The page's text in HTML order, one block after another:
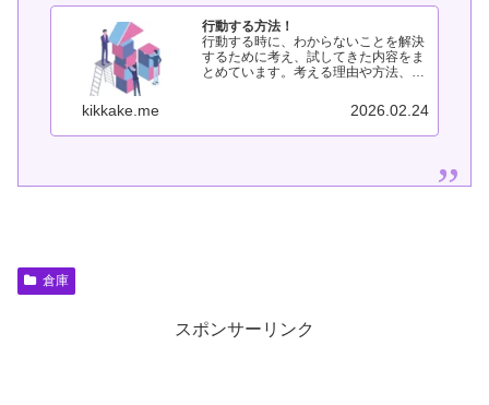
行動する方法！
行動する時に、わからないことを解決
するために考え、試してきた内容をま
とめています。考える理由や方法、考
す。行動する方法行動する時に、こう
した方がいいと気付いたこと。●行動
最優先●考えないで行動する●行動す
kikkake.me 2026.02.24
倉庫
スポンサーリンク